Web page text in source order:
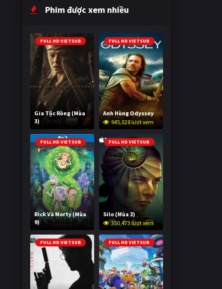
Phim được xem nhiều
FULL HD VIETSUB
Gia Tộc Rồng (Mùa
3)
2,013,699 lượt xem
FULL HD VIETSUB
Anh Hùng Odyssey
945,028 lượt xem
FULL HD VIETSUB
Rick Và Morty (Mùa
9)
2,992,486 lượt xem
FULL HD VIETSUB
Silo (Mùa 3)
350,473 lượt xem
FULL HD VIETSUB FULL HD VIETSUB